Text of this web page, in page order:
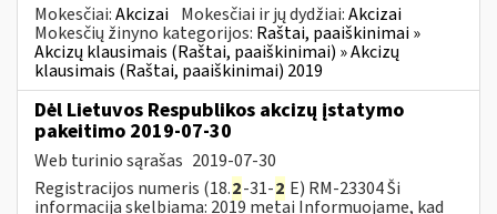
Mokesčiai:Akcizai Mokesčiai ir jų dydžiai:Akcizai
Mokesčių žinyno kategorijos: Raštai, paaiškinimai »
Akcizų klausimais (Raštai, paaiškinimai) » Akcizų
klausimais (Raštai, paaiškinimai) 2019
Dėl Lietuvos Respublikos akcizų įstatymo
pakeitimo 2019-07-30
Web turinio sąrašas 2019-07-30
Registracijos numeris (18.2-31-2 E) RM-23304 Ši
informacija skelbiama: 2019 metai Informuojame, kad